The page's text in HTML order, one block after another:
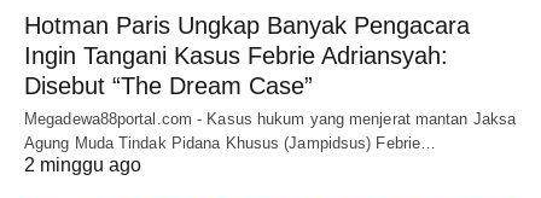
Hotman Paris Ungkap Banyak Pengacara
Ingin Tangani Kasus Febrie Adriansyah:
Disebut “The Dream Case”
Megadewa88portal.com - Kasus hukum yang menjerat mantan Jaksa
Agung Muda Tindak Pidana Khusus (Jampidsus) Febrie…
2 minggu ago